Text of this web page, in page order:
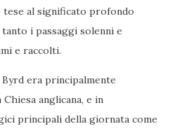
tese al significato profondo
i passaggi solenni e
e raccolti.
era principalmente
anglicana, e in
principali della giornata come